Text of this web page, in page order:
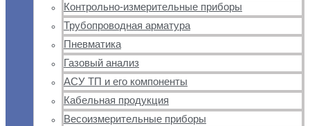
Контрольно-измерительные приборы
Трубопроводная арматура
Пневматика
Газовый анализ
АСУ ТП и его компоненты
Кабельная продукция
Весоизмерительные приборы